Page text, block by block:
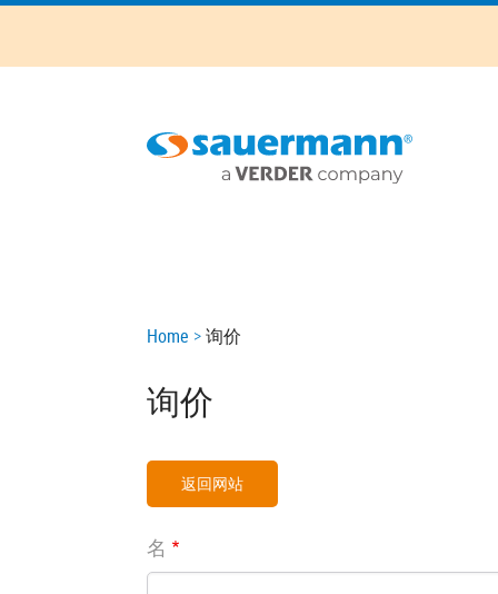
Skip
main
Breadcrumb
Home 询价
询价
返回网站
名